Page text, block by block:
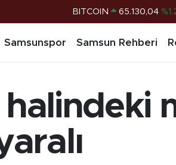
DOLAR 47,7106
BİST100 13.773 %-19
BITCOIN 65.130,04
Samsunspor Samsun Rehberi